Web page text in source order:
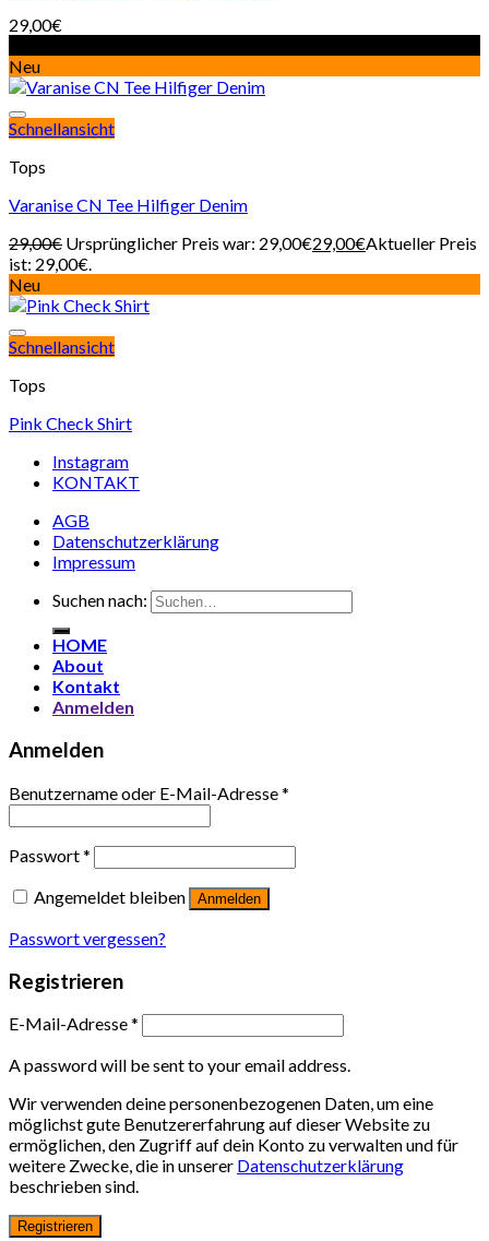
29,00€
Neu
Schnellansicht
Tops
Varanise CN Tee Hilfiger Denim
29,00€ Ursprünglicher Preis war: 29,00€29,00€Aktueller Preis
ist: 29,00€.
Neu
Schnellansicht
Tops
Pink Check Shirt
Instagram
KONTAKT
AGB
Datenschutzerklärung
Impressum
Suchen nach:
HOME
About
Kontakt
Anmelden
Anmelden
Benutzername oder E-Mail-Adresse*
Passwort*
Angemeldet bleiben
Anmelden
Passwort vergessen?
Registrieren
E-Mail-Adresse*
A password will be sent to your email address.
Wir verwenden deine personenbezogenen Daten, um eine
möglichst gute Benutzererfahrung auf dieser Website zu
ermöglichen, den Zugriff auf dein Konto zu verwalten und für
weitere Zwecke, die in unserer Datenschutzerklärung
beschrieben sind.
Registrieren